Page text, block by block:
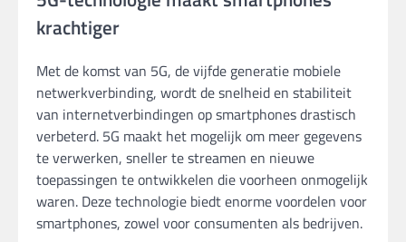
krachtiger
Met de komst van 5G, de vijfde generatie mobiele
netwerkverbinding, wordt de snelheid en stabiliteit
van internetverbindingen op smartphones drastisch
verbeterd. 5G maakt het mogelijk om meer gegevens
te verwerken, sneller te streamen en nieuwe
toepassingen te ontwikkelen die voorheen onmogelijk
waren. Deze technologie biedt enorme voordelen voor
smartphones, zowel voor consumenten als bedrijven.